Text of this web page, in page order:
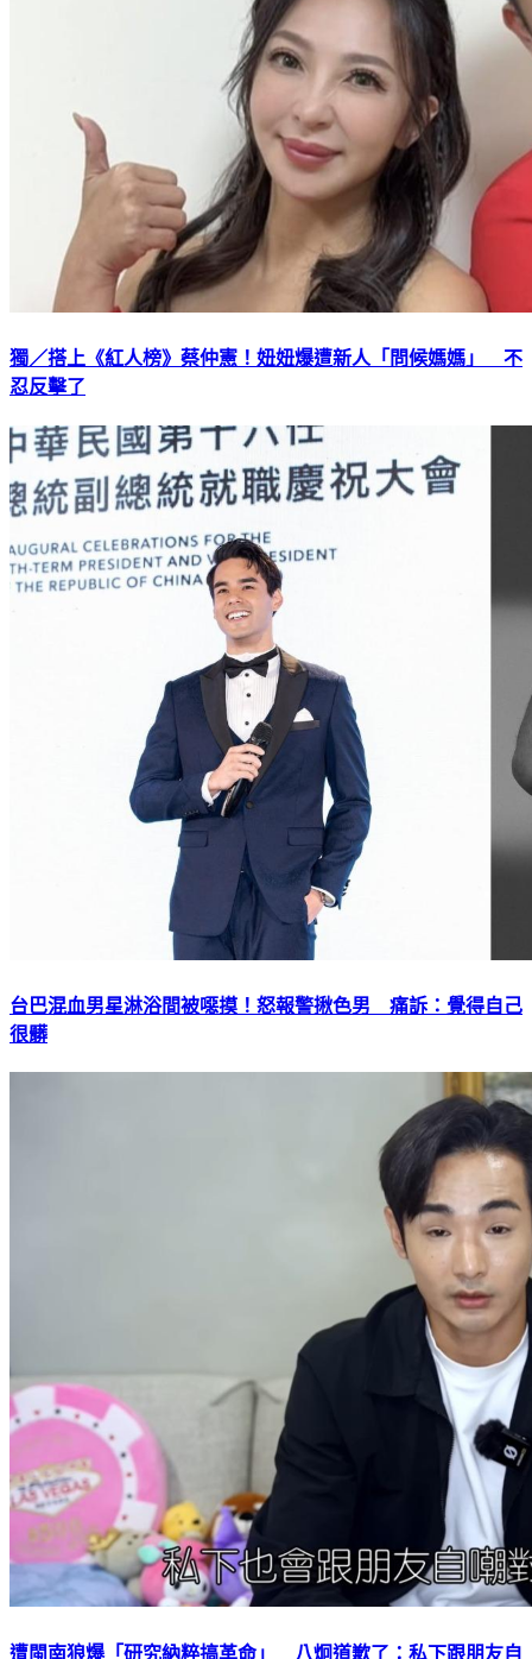
獨／搭上《紅人榜》蔡仲憲！妞妞爆遭新人「問候媽媽」 不
忍反擊了
台巴混血男星淋浴間被噁摸！怒報警揪色男 痛訴：覺得自己
很髒
遭閩南狼爆「研究納粹搞革命」 八炯道歉了：私下跟朋友自